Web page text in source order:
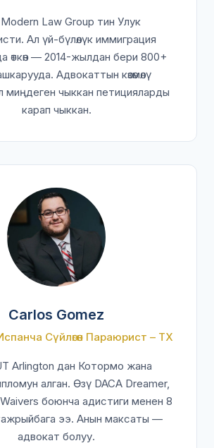
Law Group тин Улук
Ал үй-бүлөлүк иммиграция
өткөн — 2014-жылдан бери 800+
Адвокаттын көзөмөлү
миңдеген чыккан петицияларды
карап чыккан.
Carlos Gomez
Сүйлөгөн Параюрист – TX
Arlington дан Котормо жана
алган. Өзү DACA Dreamer,
боюнча адистиги менен 8
ээ. Анын максаты —
адвокат болуу.